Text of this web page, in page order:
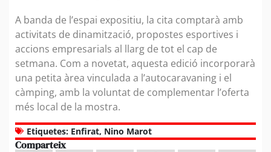
A banda de l’espai expositiu, la cita comptarà amb
activitats de dinamització, propostes esportives i
accions empresarials al llarg de tot el cap de
setmana. Com a novetat, aquesta edició incorporarà
una petita àrea vinculada a l’autocaravaning i el
càmping, amb la voluntat de complementar l’oferta
més local de la mostra.
Etiquetes: Enfirat, Nino Marot
Comparteix